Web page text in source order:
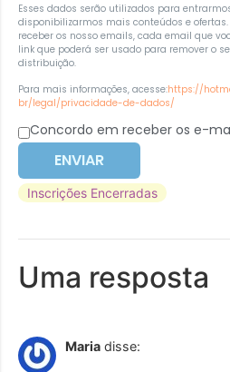
Esses dados serão utilizados para
disponibilizarmos mais conteúdos e
receber os nosso emails, cada email que
link que poderá ser usado para remover o
distribuição.
Para mais informações, acesse:https://
br/legal/privacidade-de-dados/
Concordo em receber os e-
ENVIAR
Inscrições Encerradas
Uma resposta
Maria disse: